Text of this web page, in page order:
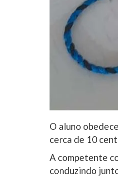
O aluno
cerca de 10
A competente
conduzindo